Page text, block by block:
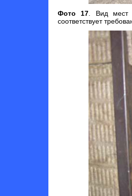
Фото 17 . Вид мест
соответствует